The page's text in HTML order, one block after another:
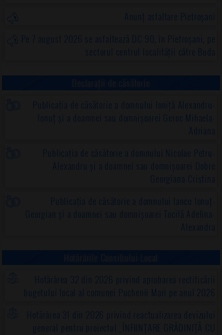
Anunț asfaltare Pietroșani
Pe 7 august 2026 se asfaltează DC 90, în Pietroșani, pe
sectorul centrul localității către Buda
Publicația de căsătorie a domnului Ioniță Alexandru-
Ionuț și a doamnei sau domnișoarei Geroc Mihaela-
Adriana
Publicația de căsătorie a domnului Nicolae Petru-
Alexandru și a doamnei sau domnișoarei Dobre
Georgiana-Cristina
Publicația de căsătorie a domnului Iancu Ionuț-
Georgian și a doamnei sau domnișoarei Tocilă Adelina-
Alexandra
Hotărârea 32 din 2026 privind aprobarea rectificării
bugetului local al comunei Puchenii Mari pe anul 2026
Hotărârea 31 din 2026 privind reactualizarea devizului
general pentru proiectul „ÎNFIINȚARE GRĂDINIȚĂ CU